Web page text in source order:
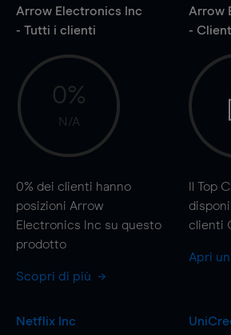
Arrow Electronics Inc
- Tutti i clienti
0%
N/A
0% dei clienti hanno
posizioni Arrow
Electronics Inc su questo
prodotto
Scopri di più
Arrow
-
Il Top
clienti
Apri
Netflix Inc